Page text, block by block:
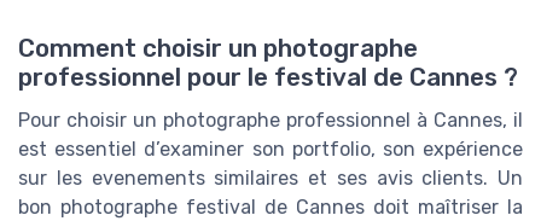
Comment choisir un photographe
professionnel pour le festival de Cannes ?
Pour choisir un photographe professionnel à Cannes, il
est essentiel d’examiner son portfolio, son expérience
sur les evenements similaires et ses avis clients. Un
bon photographe festival de Cannes doit maîtriser la